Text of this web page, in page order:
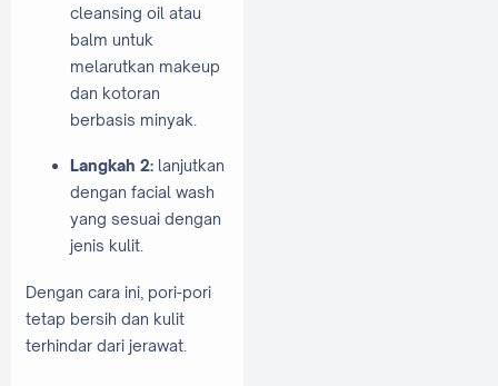
cleansing oil atau
balm untuk
melarutkan makeup
dan kotoran
berbasis minyak.
Langkah 2: lanjutkan
dengan facial wash
yang sesuai dengan
jenis kulit.
Dengan cara ini, pori-pori
tetap bersih dan kulit
terhindar dari jerawat.